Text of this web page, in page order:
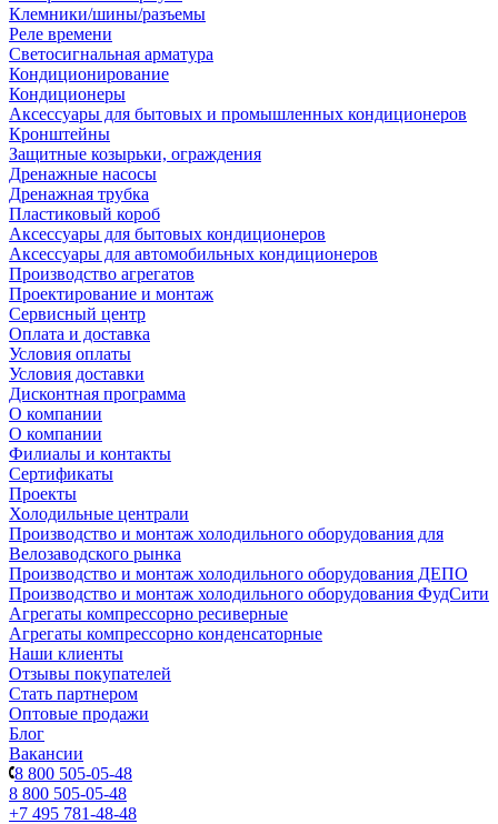
Клемники/шины/разъемы
Реле времени
Светосигнальная арматура
Кондиционирование
Кондиционеры
Аксессуары для бытовых и промышленных кондиционеров
Кронштейны
Защитные козырьки, ограждения
Дренажные насосы
Дренажная трубка
Пластиковый короб
Аксессуары для бытовых кондиционеров
Аксессуары для автомобильных кондиционеров
Производство агрегатов
Проектирование и монтаж
Сервисный центр
Оплата и доставка
Условия оплаты
Условия доставки
Дисконтная программа
О компании
О компании
Филиалы и контакты
Сертификаты
Проекты
Холодильные централи
Производство и монтаж холодильного оборудования для
Велозаводского рынка
Производство и монтаж холодильного оборудования ДЕПО
Производство и монтаж холодильного оборудования ФудСити
Агрегаты компрессорно ресиверные
Агрегаты компрессорно конденсаторные
Наши клиенты
Отзывы покупателей
Стать партнером
Оптовые продажи
Блог
Вакансии
8 800 505-05-48
8 800 505-05-48
+7 495 781-48-48